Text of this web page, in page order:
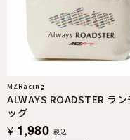
MZRacing
ALWAYS ROADSTER ラ
ッグ
¥ 1,980 税込